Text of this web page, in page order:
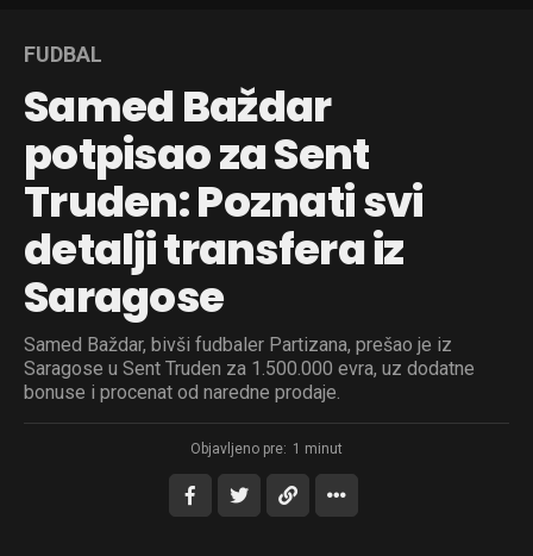
FUDBAL
Samed Baždar
potpisao za Sent
Truden: Poznati svi
detalji transfera iz
Saragose
Samed Baždar, bivši fudbaler Partizana, prešao je iz
Saragose u Sent Truden za 1.500.000 evra, uz dodatne
bonuse i procenat od naredne prodaje.
Objavljeno pre: 1 minut